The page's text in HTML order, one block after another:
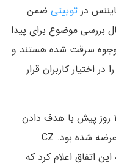
در توییتی ضمن
بررسی موضوع برای پیدا
سرقت شده هستند و
اختیار کاربران قرار
جالب است بدانید این پلتفرم حدودا ۱۰ روز پیش با هدف دادن
رونق دوباره به اکوسیستم ترا کلاسیک عرضه شده بود. CZ
اتفاق اعلام کرد که